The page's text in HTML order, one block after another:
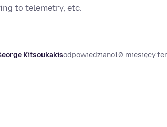
to telemetry, etc.
Kitsoukakisodpowiedziano10 miesięcy